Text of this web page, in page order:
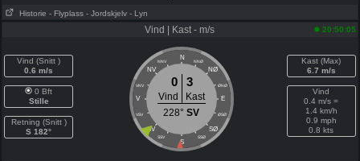
Historie - Flyplass - Jordskjelv - Lyn
Vind | Kast - m/s 20:50:05
Vind (Snitt )
0.6 m/s
0 Bft
Stille
Retning (Snitt )
S 182°
N
NNV NNØ
NV NØ
VNV ØNØ
V E
VSV ØSØ
SV SØ
SSV SSØ
S
0 3
Vind
Kast
228°SV
Kast (Max)
6.7 m/s
Vind
0.4 m/s =
1.4 km/h
0.9 mph
0.8 kts